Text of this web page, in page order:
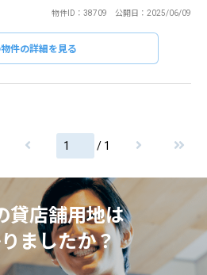
物件ID：38709 公開日：2025/06/09
物件の詳細を見る
/ 1
貸店舗用地は
ましたか？